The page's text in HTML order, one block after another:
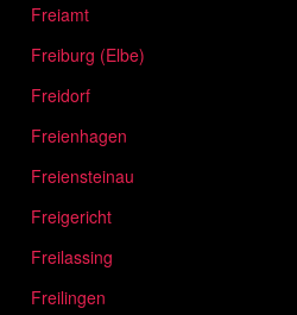
Freiamt
Freiburg (Elbe)
Freidorf
Freienhagen
Freiensteinau
Freigericht
Freilassing
Freilingen